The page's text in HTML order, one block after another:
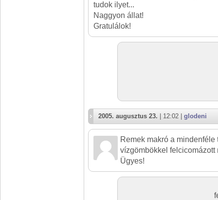
tudok ilyet...
Naggyon állat!
Gratulálok!
2005. augusztus 23. | 12:02 | glodeni
Remek makró a
vízgömbökkel felcicomázott
Ügyes!